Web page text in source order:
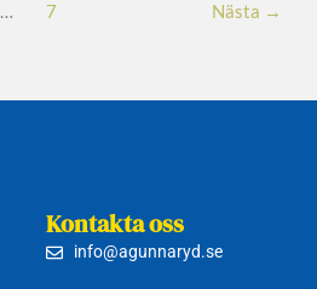
… 7 Nästa →
Kontakta oss
info@agunnaryd.se